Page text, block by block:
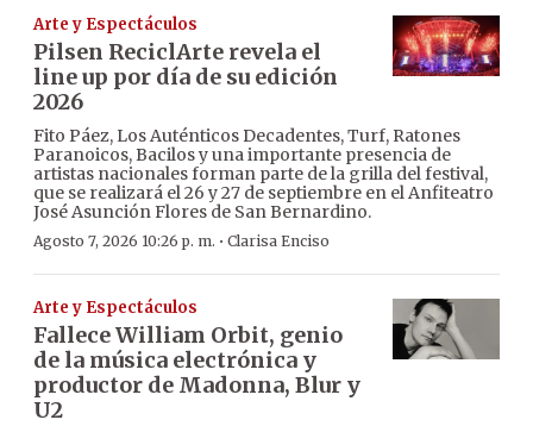
Arte y Espectáculos
Pilsen ReciclArte revela el
line up por día de su edición
2026
Fito Páez, Los Auténticos Decadentes, Turf, Ratones
Paranoicos, Bacilos y una importante presencia de
artistas nacionales forman parte de la grilla del festival,
que se realizará el 26 y 27 de septiembre en el Anfiteatro
José Asunción Flores de San Bernardino.
Agosto 7, 2026 10:26 p. m. · Clarisa Enciso
Arte y Espectáculos
Fallece William Orbit, genio
de la música electrónica y
productor de Madonna, Blur y
U2